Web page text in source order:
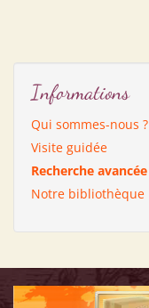
Informations
Qui sommes-nous ?
Visite guidée
Recherche avancée
Notre bibliothèque